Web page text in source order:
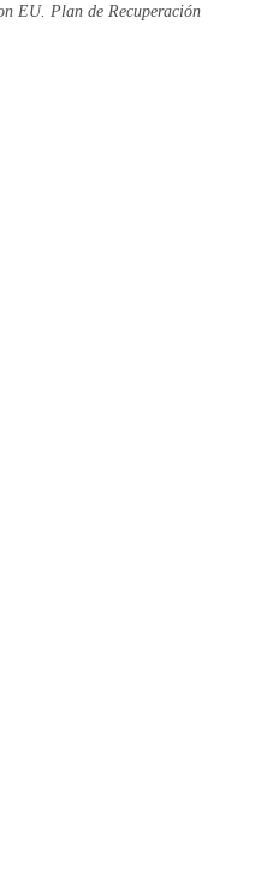
EU. Plan de Recuperación